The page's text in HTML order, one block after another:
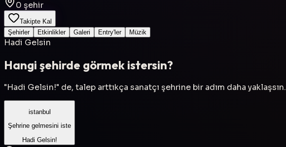
0 şehir
Takipte Kal
Şehirler
Etkinlikler Galeri Entry'ler Müzik
Hadi Gelsin
Hangi şehirde görmek istersin?
"Hadi Gelsin!" de, talep arttıkça sanatçı şehrine bir adım daha yaklaşsın.
istanbul
Şehrine gelmesini iste
Hadi Gelsin!